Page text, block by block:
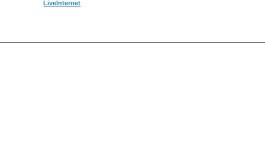
LiveInternet